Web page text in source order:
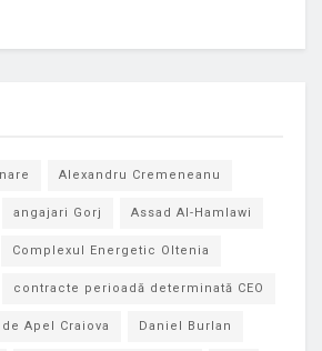
Alexandru Cremeneanu
angajari Gorj Assad Al-Hamlawi
Complexul Energetic Oltenia
contracte perioadă determinată CEO
Apel Craiova Daniel Burlan